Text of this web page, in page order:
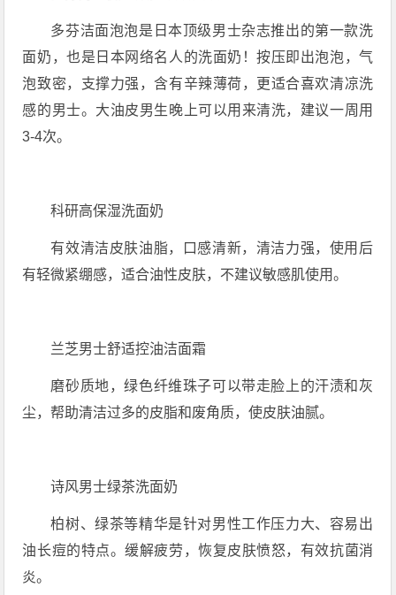
多芬洁面泡泡是日本顶级男士杂志推出的第一款洗
面奶，也是日本网络名人的洗面奶！按压即出泡泡，气
泡致密，支撑力强，含有辛辣薄荷，更适合喜欢清凉洗
感的男士。大油皮男生晚上可以用来清洗，建议一周用
3-4次。
科研高保湿洗面奶
有效清洁皮肤油脂，口感清新，清洁力强，使用后
有轻微紧绷感，适合油性皮肤，不建议敏感肌使用。
兰芝男士舒适控油洁面霜
磨砂质地，绿色纤维珠子可以带走脸上的汗渍和灰
尘，帮助清洁过多的皮脂和废角质，使皮肤油腻。
诗风男士绿茶洗面奶
柏树、绿茶等精华是针对男性工作压力大、容易出
油长痘的特点。缓解疲劳，恢复皮肤愤怒，有效抗菌消
炎。